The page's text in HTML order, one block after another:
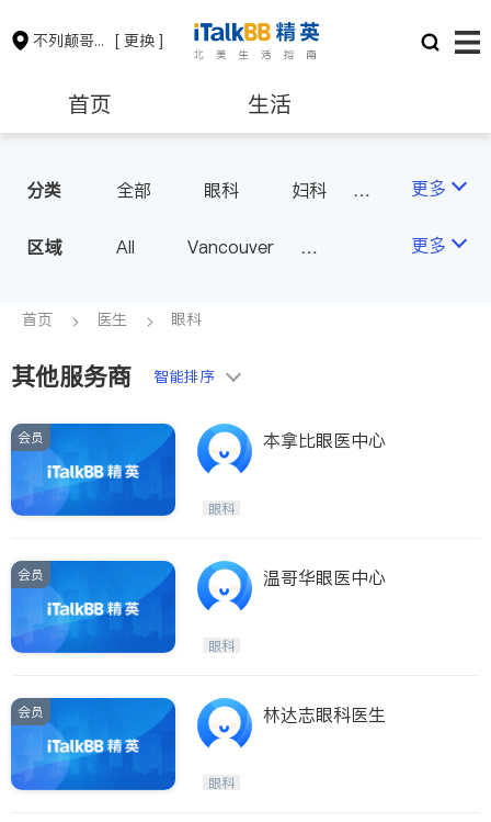
不列颠哥伦比亚省 [ 更换 ]
首页 生活
保险理财 房地产租售
会计师
分类 全部 眼科
妇科
医生-其它
医美
更多
区域 All
Vancouver
Surrey
Port Coquitlam
New Westminster
Langley
Port Moody
Maple Ridge
BC - Other Cities
更多
首页 医生 眼科
其他服务商 智能排序
会员 本拿比眼医中心
眼科
会员 温哥华眼医中心
眼科
会员 林达志眼科医生
眼科